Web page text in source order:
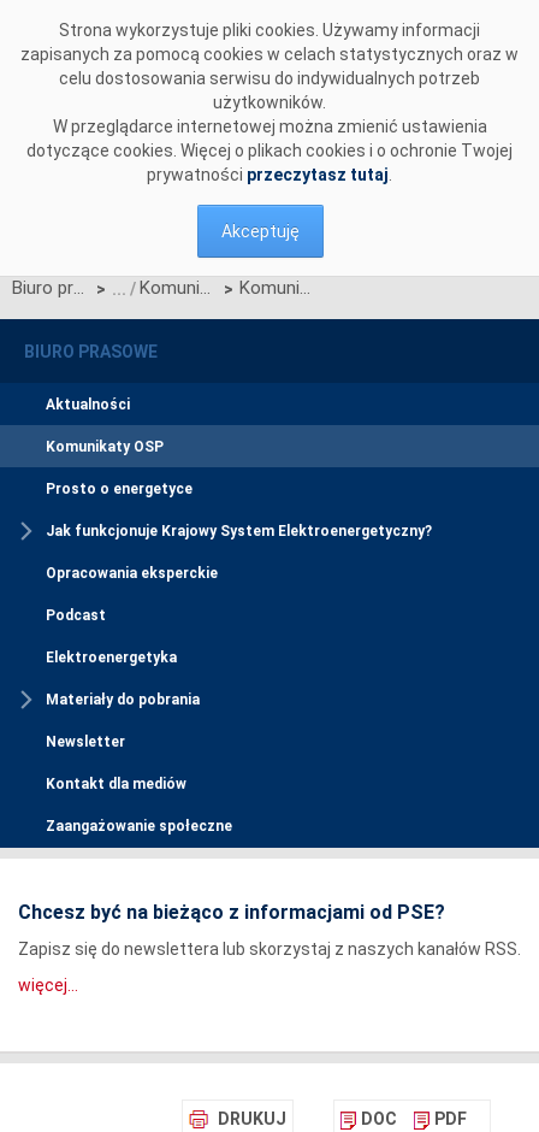
Strona wykorzystuje pliki cookies. Używamy informacji
zapisanych za pomocą cookies w celach statystycznych oraz w
celu dostosowania serwisu do indywidualnych potrzeb
użytkowników.
W przeglądarce internetowej można zmienić ustawienia
dotyczące cookies. Więcej o plikach cookies i o ochronie Twojej
prywatności przeczytasz tutaj
Akceptuję
Biuro prasowe > Komunikaty OSP > Komunikat OSP z dnia 24 lutego 2026 r. w sprawie zatwierdzenia przez Prezesa URE Zmian nr 4/2025 Warunków Dotyczących Bilansowania
BIURO PRASOWE
Aktualności
Komunikaty OSP
Prosto o energetyce
Jak funkcjonuje Krajowy System Elektroenergetyczny?
Opracowania eksperckie
Podcast
Elektroenergetyka
Materiały do pobrania
Newsletter
Kontakt dla mediów
Zaangażowanie społeczne
Chcesz być na bieżąco z informacjami od PSE?
Zapisz się do newslettera lub skorzystaj z naszych kanałów RSS.
więcej...
DRUKUJ DOC PDF